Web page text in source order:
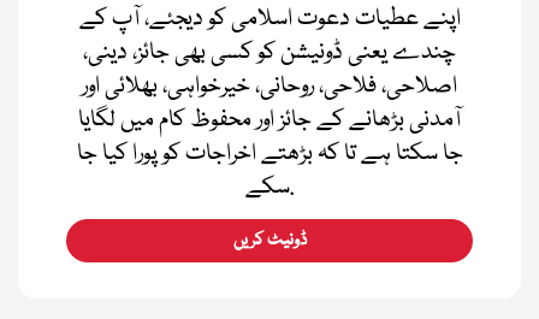
اپنے عطیات دعوت اسلامی کو دیجئے، آپ کے
چندے یعنی ڈونیشن کو کسی بھی جائز، دینی،
اصلاحی، فلاحی، روحانی، خیرخواہی، بھلائی اور
آمدنی بڑھانے کے جائز اور محفوظ کام میں لگایا
جا سکتا ہے تا کہ بڑھتے اخراجات کو پورا کیا جا
سکے.
ڈونیٹ کریں